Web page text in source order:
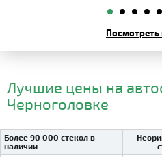
Посмотреть
Лучшие цены на
Черноголовке
Более 90 000 стекол в
наличии